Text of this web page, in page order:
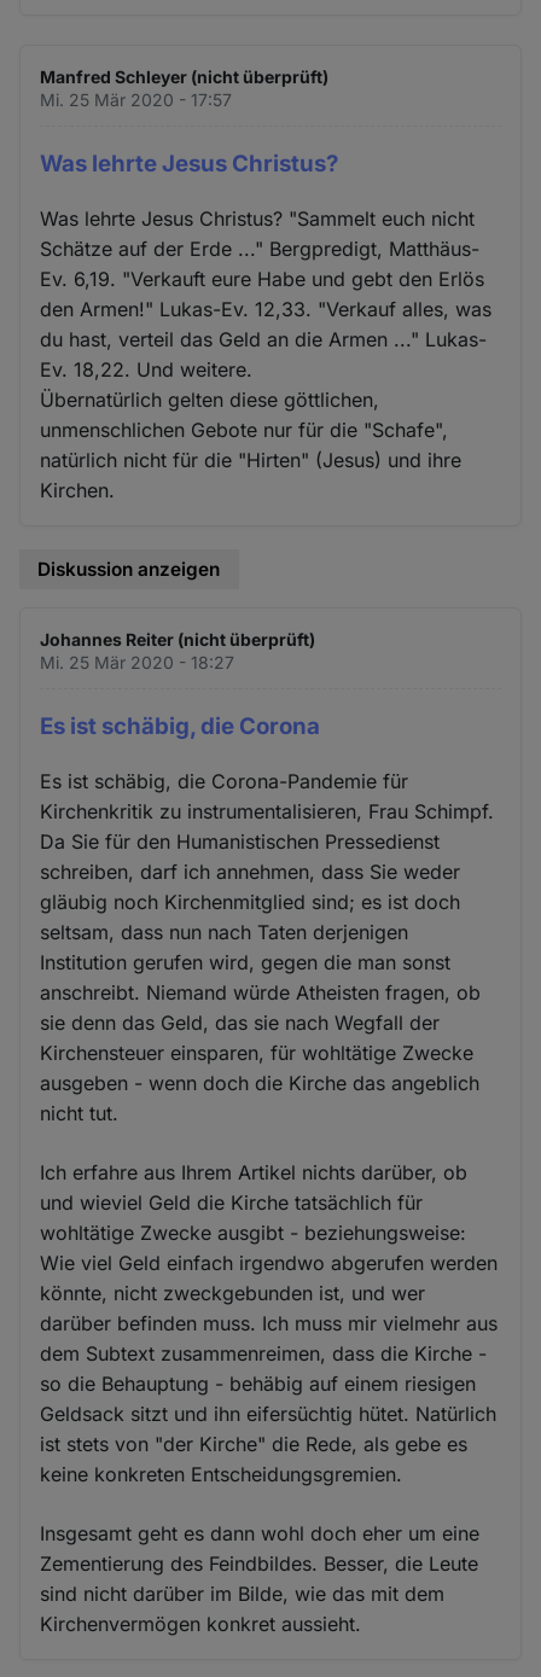
Manfred Schleyer (nicht überprüft)
Mi. 25 Mär 2020 - 17:57
Was lehrte Jesus Christus?
Was lehrte Jesus Christus? "Sammelt euch nicht
Schätze auf der Erde ..." Bergpredigt, Matthäus-
Ev. 6,19. "Verkauft eure Habe und gebt den Erlös
den Armen!" Lukas-Ev. 12,33. "Verkauf alles, was
du hast, verteil das Geld an die Armen ..." Lukas-
Ev. 18,22. Und weitere.
Übernatürlich gelten diese göttlichen,
unmenschlichen Gebote nur für die "Schafe",
natürlich nicht für die "Hirten" (Jesus) und ihre
Kirchen.
Diskussion anzeigen
Johannes Reiter (nicht überprüft)
Mi. 25 Mär 2020 - 18:27
Es ist schäbig, die Corona
Es ist schäbig, die Corona-Pandemie für
Kirchenkritik zu instrumentalisieren, Frau Schimpf.
Da Sie für den Humanistischen Pressedienst
schreiben, darf ich annehmen, dass Sie weder
gläubig noch Kirchenmitglied sind; es ist doch
seltsam, dass nun nach Taten derjenigen
Institution gerufen wird, gegen die man sonst
anschreibt. Niemand würde Atheisten fragen, ob
sie denn das Geld, das sie nach Wegfall der
Kirchensteuer einsparen, für wohltätige Zwecke
ausgeben - wenn doch die Kirche das angeblich
nicht tut.
Ich erfahre aus Ihrem Artikel nichts darüber, ob
und wieviel Geld die Kirche tatsächlich für
wohltätige Zwecke ausgibt - beziehungsweise:
Wie viel Geld einfach irgendwo abgerufen werden
könnte, nicht zweckgebunden ist, und wer
darüber befinden muss. Ich muss mir vielmehr aus
dem Subtext zusammenreimen, dass die Kirche -
so die Behauptung - behäbig auf einem riesigen
Geldsack sitzt und ihn eifersüchtig hütet. Natürlich
ist stets von "der Kirche" die Rede, als gebe es
keine konkreten Entscheidungsgremien.
Insgesamt geht es dann wohl doch eher um eine
Zementierung des Feindbildes. Besser, die Leute
sind nicht darüber im Bilde, wie das mit dem
Kirchenvermögen konkret aussieht.